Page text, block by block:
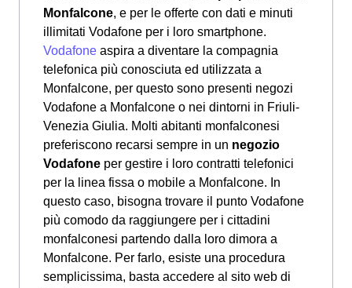
Monfalcone, e per le offerte con dati e minuti
illimitati Vodafone per i loro smartphone.
Vodafone aspira a diventare la compagnia
telefonica più conosciuta ed utilizzata a
Monfalcone, per questo sono presenti negozi
Vodafone a Monfalcone o nei dintorni in Friuli-
Venezia Giulia. Molti abitanti monfalconesi
preferiscono recarsi sempre in un negozio
Vodafone per gestire i loro contratti telefonici
per la linea fissa o mobile a Monfalcone. In
questo caso, bisogna trovare il punto Vodafone
più comodo da raggiungere per i cittadini
monfalconesi partendo dalla loro dimora a
Monfalcone. Per farlo, esiste una procedura
semplicissima, basta accedere al sito web di